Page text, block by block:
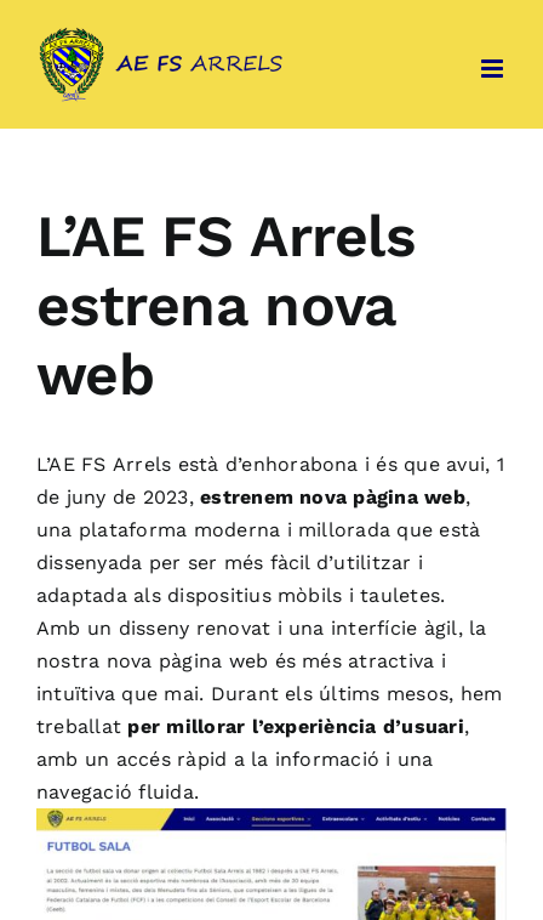
content
L’AE FS Arrels
estrena nova
web
L’AE FS Arrels està d’enhorabona i és que avui, 1
de juny de 2023,estrenem nova pàgina web,
una plataforma moderna i millorada que està
dissenyada per ser més fàcil d’utilitzar i
adaptada als dispositius mòbils i tauletes.
Amb un disseny renovat i una interfície àgil, la
nostra nova pàgina web és més atractiva i
intuïtiva que mai. Durant els últims mesos, hem
treballat per millorar l’experiència d’usuari,
amb un accés ràpid a la informació i una
navegació fluida.